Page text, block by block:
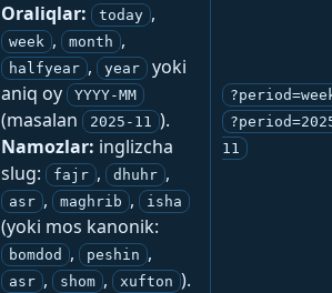
Oraliqlar:
today ,
week , month ,
halfyear , year
yoki
aniq oy
YYYY-MM
(masalan 2025-11 ).
Namozlar: inglizcha
slug:
fajr , dhuhr ,
asr , maghrib , isha
(yoki mos kanonik:
bomdod , peshin ,
asr , shom , xufton ).
11